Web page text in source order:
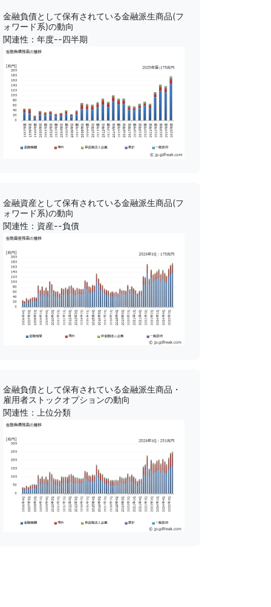
金融負債として保有されている金融派生商品(フ
ォワード系)の動向
関連性：年度--四半期
金融資産として保有されている金融派生商品(フ
ォワード系)の動向
関連性：資産--負債
金融負債として保有されている金融派生商品・
雇用者ストックオプションの動向
関連性：上位分類